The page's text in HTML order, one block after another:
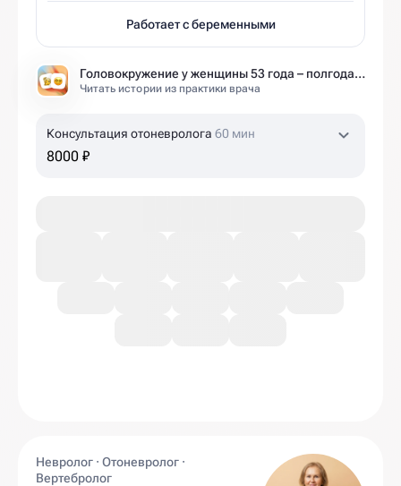
Работает с беременными
Головокружение у женщины 53 года – полгода без диагноза и 6 занятий до результата
Читать истории из практики врача
Консультация отоневролога 60 мин
8000 ₽
Невролог · Отоневролог ·
Вертебролог